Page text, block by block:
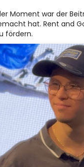
Moment war der
hat. Rent and
fördern.